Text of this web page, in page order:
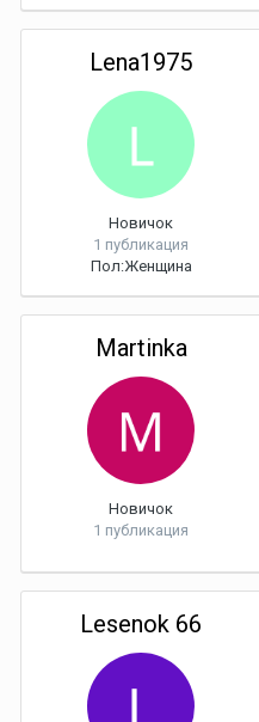
Lena1975
Новичок
1 публикация
Пол:Женщина
Martinka
Новичок
1 публикация
Lesenok 66